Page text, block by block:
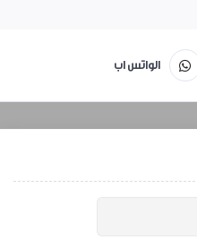
الواتس اب